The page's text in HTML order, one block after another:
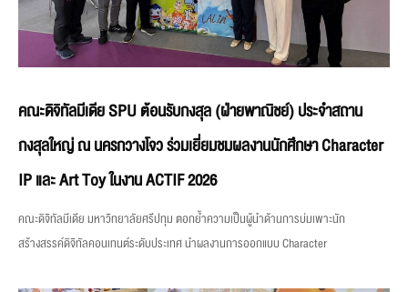
คณะดิจิทัลมีเดีย SPU ต้อนรับกงสุล (ฝ่ายพาณิชย์) ประจำสถาน
กงสุลใหญ่ ณ นครกวางโจว ร่วมเยี่ยมชมผลงานนักศึกษา Character
IP และ Art Toy ในงาน ACTIF 2026
คณะดิจิทัลมีเดีย มหาวิทยาลัยศรีปทุม ตอกย้ำความเป็นผู้นำด้านการบ่มเพาะนัก
สร้างสรรค์ดิจิทัลคอนเทนต์ระดับประเทศ นำผลงานการออกแบบ Character